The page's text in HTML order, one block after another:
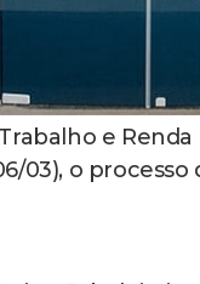
e Renda
03), o processo